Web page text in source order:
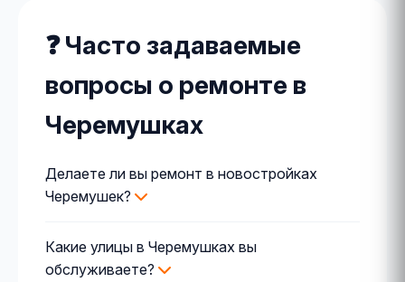
❓ Часто задаваемые
вопросы о ремонте в
Черемушках
Делаете ли вы ремонт в новостройках
Черемушек?
Какие улицы в Черемушках вы
обслуживаете?